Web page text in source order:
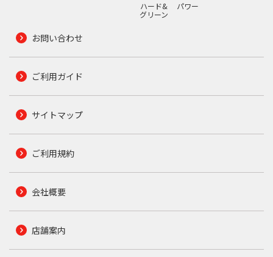
ハード&
グリーン
パワー
お問い合わせ
ご利用ガイド
サイトマップ
ご利用規約
会社概要
店舗案内